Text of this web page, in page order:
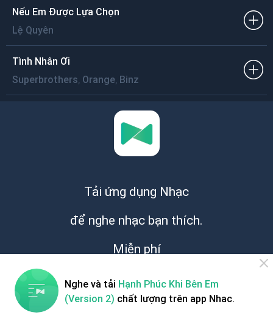
Nếu Em Được Lựa Chọn
Lệ Quyên
Tình Nhân Ơi
Superbrothers, Orange, Binz
Tải ứng dụng Nhạc
để nghe nhạc bạn thích.
Miễn phí
Nghe và tải Hạnh Phúc Khi Bên Em
(Version 2) chất lượng trên app Nhac.